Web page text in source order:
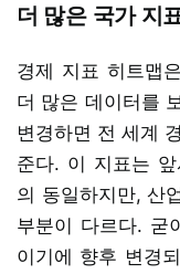
더 많은 국가 지
경제 지표 히트맵
더 많은 데이터를
변경하면 전 세계
준다. 이 지표는
의 동일하지만, 산
부분이 다르다. 굳
이기에 향후 변경